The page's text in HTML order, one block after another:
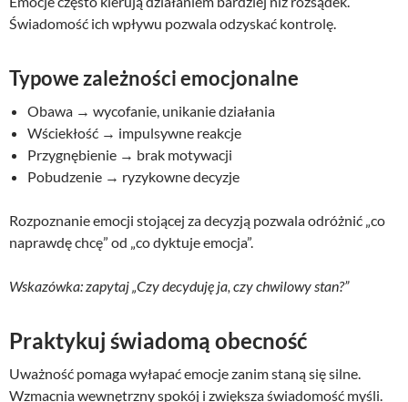
Świadomość ich wpływu pozwala odzyskać kontrolę.
Typowe zależności emocjonalne
Obawa → wycofanie, unikanie działania
Wściekłość → impulsywne reakcje
Przygnębienie → brak motywacji
Pobudzenie → ryzykowne decyzje
Rozpoznanie emocji stojącej za decyzją pozwala odróżnić „co
naprawdę chcę” od „co dyktuje emocja”.
Wskazówka: zapytaj „Czy decyduję ja, czy chwilowy stan?”
Praktykuj świadomą obecność
Uważność pomaga wyłapać emocje zanim staną się silne.
Wzmacnia wewnętrzny spokój i zwiększa świadomość myśli.